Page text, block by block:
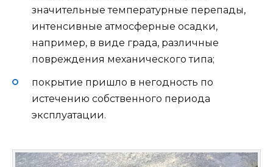
значительные температурные перепады,
интенсивные атмосферные осадки,
например, в виде града, различные
повреждения механического типа;
покрытие пришло в негодность по
истечению собственного периода
эксплуатации.